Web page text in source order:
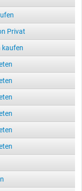
Privat
kaufen